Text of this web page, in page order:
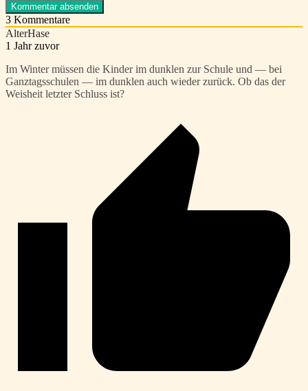
3 Kommentare
AlterHase
1 Jahr zuvor
Im Winter müssen die Kinder im dunklen zur Schule und — bei
Ganztagsschulen — im dunklen auch wieder zurück. Ob das der
Weisheit letzter Schluss ist?